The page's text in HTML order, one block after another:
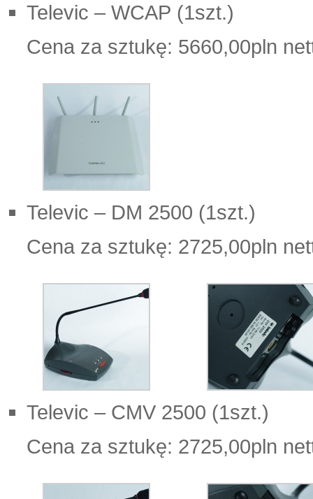
Televic – WCAP (1szt.)
Cena za sztukę: 5660,00pln
Televic – DM 2500 (1szt.)
Cena za sztukę: 2725,00pln
Televic – CMV 2500 (1szt.)
Cena za sztukę: 2725,00pln